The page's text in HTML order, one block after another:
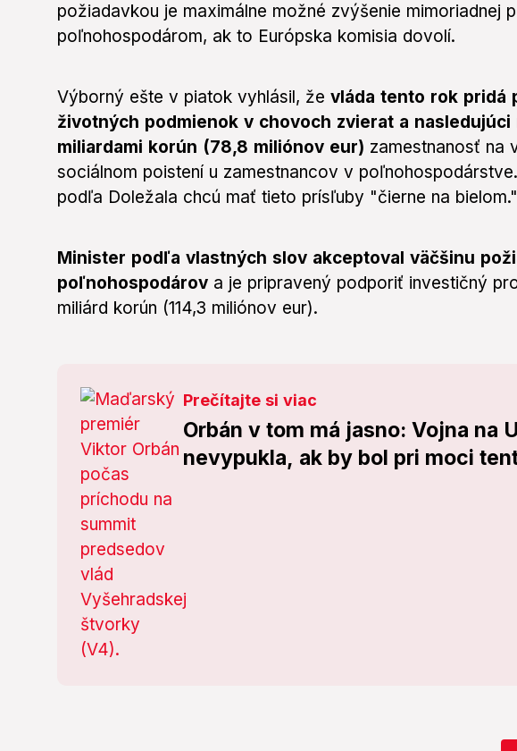
požiadavkou je maximálne možné zvýšenie mimoriadnej
poľnohospodárom, ak to Európska komisia dovolí.
Výborný ešte v piatok vyhlásil, že vláda tento rok pridá
životných podmienok v chovoch zvierat a
miliardami korún (78,8 miliónov eur) zamestnanosť na
sociálnom poistení u zamestnancov v
podľa Doležala chcú mať tieto prísľuby "čierne na bielom."
Minister podľa vlastných slov akceptoval väčšinu
poľnohospodárov a je pripravený podporiť investičný
miliárd korún (114,3 miliónov eur).
Prečítajte si viac
Orbán v tom má jasno: Vojna na
nevypukla, ak by bol pri moci